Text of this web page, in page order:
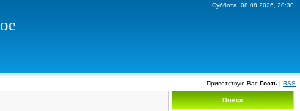
Суббота, 08.08.2026, 20:30
Приветствую Вас Гость | RSS
Поиск